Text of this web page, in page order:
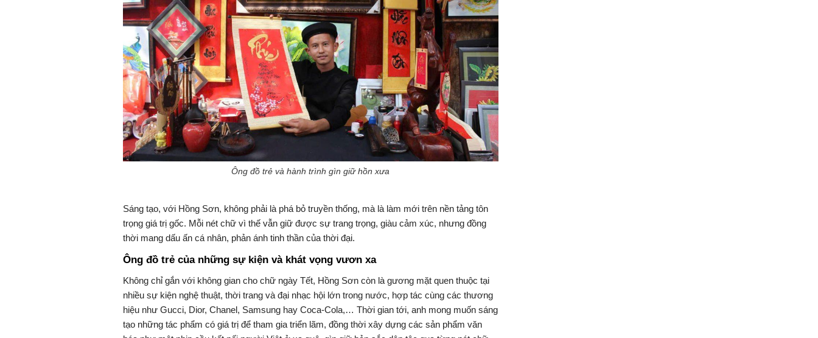
Ông đồ trẻ và hành trình gìn giữ hồn xưa
Sáng tạo, với Hồng Sơn, không phải là phá bỏ truyền thống, mà là làm mới trên nền tảng tôn
trọng giá trị gốc. Mỗi nét chữ vì thế vẫn giữ được sự trang trọng, giàu cảm xúc, nhưng đồng
thời mang dấu ấn cá nhân, phản ánh tinh thần của thời đại.
Ông đồ trẻ của những sự kiện và khát vọng vươn xa
Không chỉ gắn với không gian cho chữ ngày Tết, Hồng Sơn còn là gương mặt quen thuộc tại
nhiều sự kiện nghệ thuật, thời trang và đại nhạc hội lớn trong nước, hợp tác cùng các thương
hiệu như Gucci, Dior, Chanel, Samsung hay Coca-Cola,… Thời gian tới, anh mong muốn sáng
tạo những tác phẩm có giá trị để tham gia triển lãm, đồng thời xây dựng các sản phẩm văn